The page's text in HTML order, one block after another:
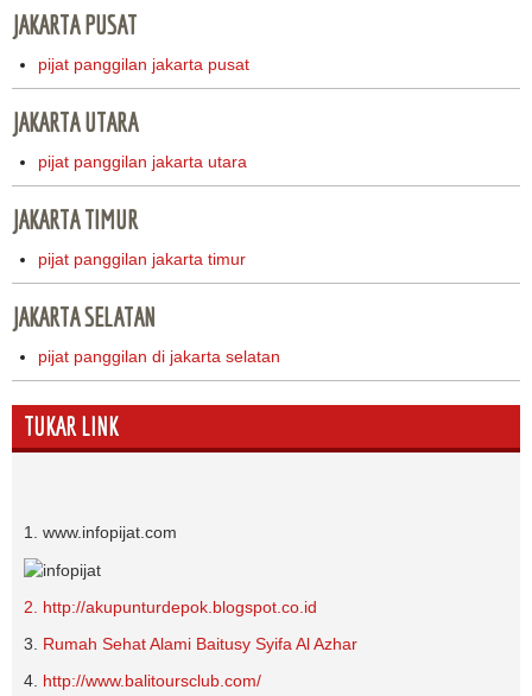
JAKARTA PUSAT
pijat panggilan jakarta pusat
JAKARTA UTARA
pijat panggilan jakarta utara
JAKARTA TIMUR
pijat panggilan jakarta timur
JAKARTA SELATAN
pijat panggilan di jakarta selatan
TUKAR LINK
1. www.infopijat.com
2. http://akupunturdepok.blogspot.co.id
3. Rumah Sehat Alami Baitusy Syifa Al Azhar
4. http://www.balitoursclub.com/